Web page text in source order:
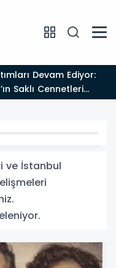
Uğurluyoruz
ve İstanbul